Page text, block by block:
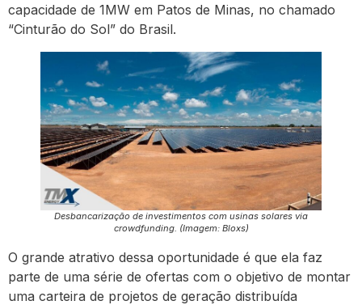
capacidade de 1MW em Patos de Minas, no chamado
“Cinturão do Sol” do Brasil.
Desbancarização de investimentos com usinas solares via
crowdfunding. (Imagem: Bloxs)
O grande atrativo dessa oportunidade é que ela faz
parte de uma série de ofertas com o objetivo de montar
uma carteira de projetos de geração distribuída